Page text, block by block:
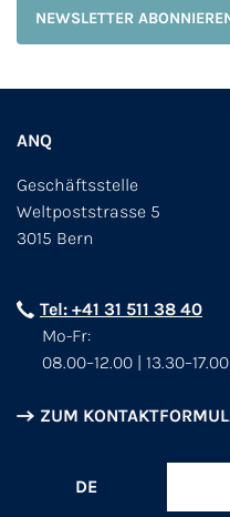
NEWSLETTER
ANQ
Geschäftsstelle
Weltpoststrasse 5
3015 Bern
Tel: +41 31 511 38 40
Mo-Fr:
08.00–12.00 | 13.30–17.00
ZUM
DE